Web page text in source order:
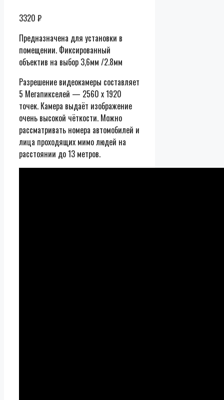
3320 ₽
Предназначена для установки в
помещении. Фиксированный
объектив на выбор 3,6мм /2.8мм
Разрешение видеокамеры составляет
5 Мегапикселей — 2560 х 1920
точек. Камера выдаёт изображение
очень высокой чёткости. Можно
рассматривать номера автомобилей и
лица проходящих мимо людей на
расстоянии до 13 метров.